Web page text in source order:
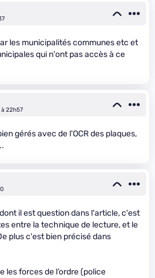
les municipalités communes etc et
qui n'ont pas accès à ce
22h57
gérés avec de l'OCR des plaques,
il est question dans l'article, c'est
entre la technique de lecture, et le
plus c'est bien précisé dans
les forces de l’ordre (police